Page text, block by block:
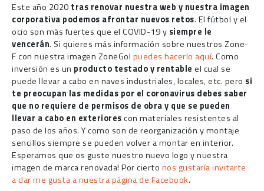
Este año 2020 tras renovar nuestra web y nuestra imagen
corporativa podemos afrontar nuevos retos. El fútbol y el
ocio son más fuertes que el COVID-19 y siempre le
vencerán. Si quieres más información sobre nuestros Zone-
F con nuestra imagen ZoneGol puedes hacerlo aquí. Como
inversión es un producto testado y rentable el cual se
puede llevar a cabo en naves industriales, locales, etc. pero si
te preocupan las medidas por el coronavirus debes saber
que no requiere de permisos de obra y que se pueden
llevar a cabo en exteriorescon materiales resistentes al
paso de los años. Y como son de reorganización y montaje
sencillos siempre se pueden volver a montar en interior.
Esperamos que os guste nuestro nuevo logo y nuestra
imagen de marca renovada! Por cierto nos gustaría invitarte
a dar me gusta a nuestra página de Facebook.